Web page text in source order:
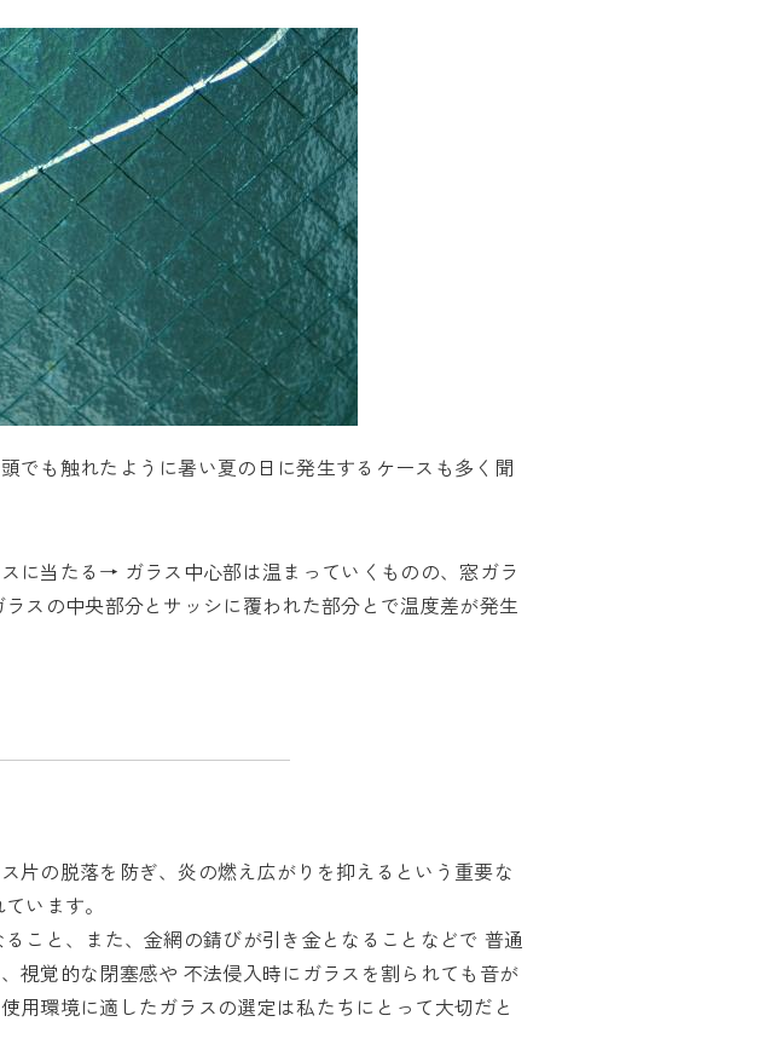
でも触れたように暑い夏の日に発生するケースも多く聞
に当たる→ ガラス中心部は温まっていくものの、窓ガラ
スの中央部分とサッシに覆われた部分とで温度差が発生
片の脱落を防ぎ、炎の燃え広がりを抑えるという重要な
います。
こと、また、金網の錆びが引き金となることなどで 普通
視覚的な閉塞感や 不法侵入時にガラスを割られても音が
用環境に適したガラスの選定は私たちにとって大切だと